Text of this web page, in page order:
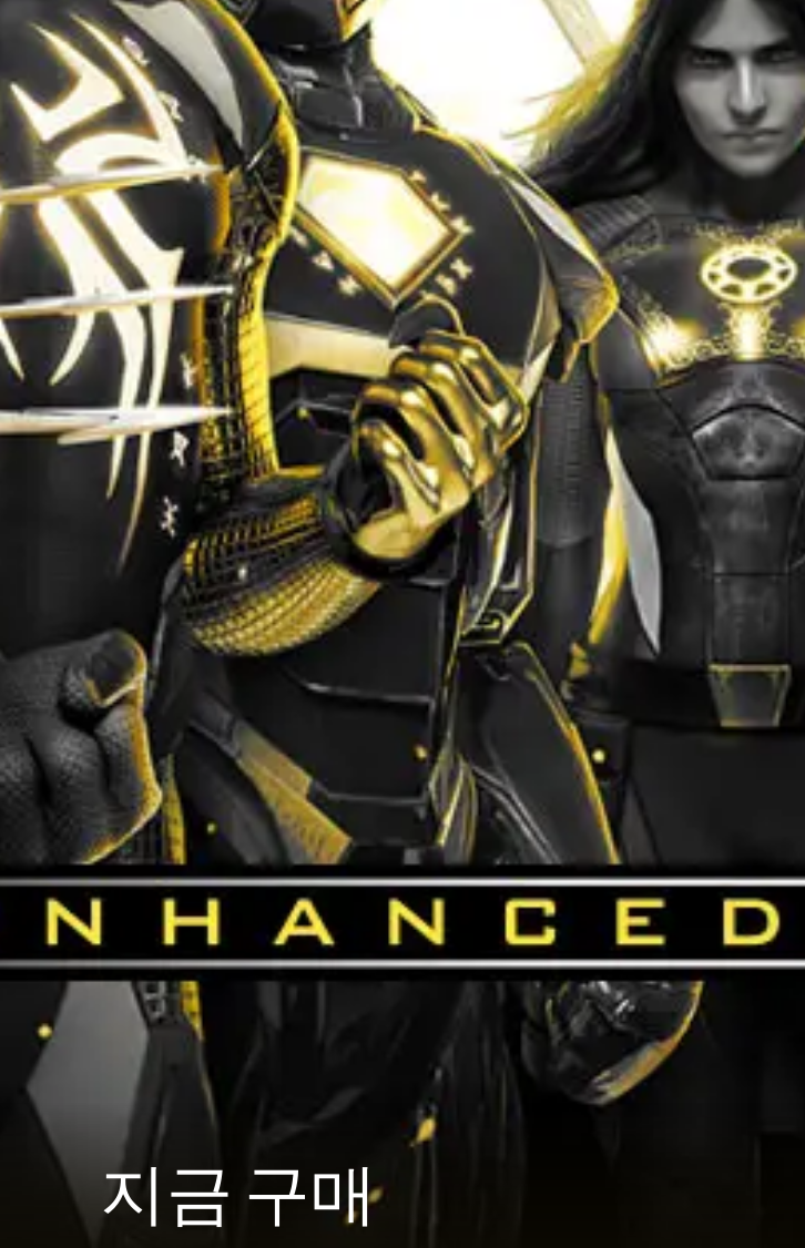
지금 구매